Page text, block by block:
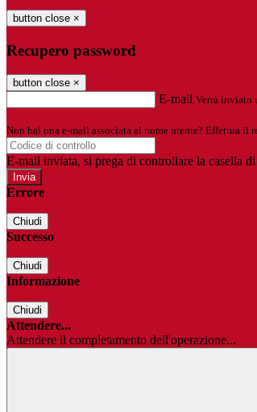
button close ×
Recupero password
button close ×
E-mail Verrà inviato
Non hai una e-mail associata al nome utente? Effettua il
E-mail inviata, si prega di controllare la casella
Errore
Chiudi
Successo
Chiudi
Informazione
Chiudi
Attendere...
Attendere il completamento dell'operazione...